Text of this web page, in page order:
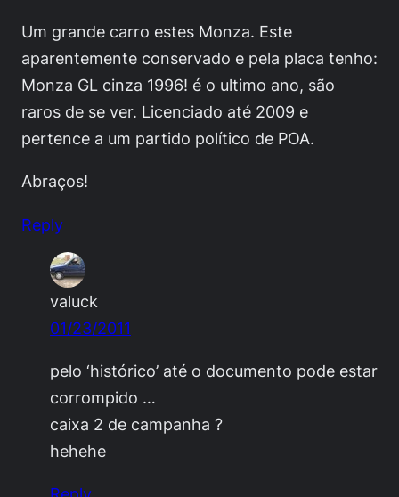
Um grande carro estes Monza. Este
aparentemente conservado e pela placa tenho:
Monza GL cinza 1996! é o ultimo ano, são
raros de se ver. Licenciado até 2009 e
pertence a um partido político de POA.
Abraços!
Reply
valuck
01/23/2011
pelo ‘histórico’ até o documento pode estar
corrompido …
caixa 2 de campanha ?
hehehe